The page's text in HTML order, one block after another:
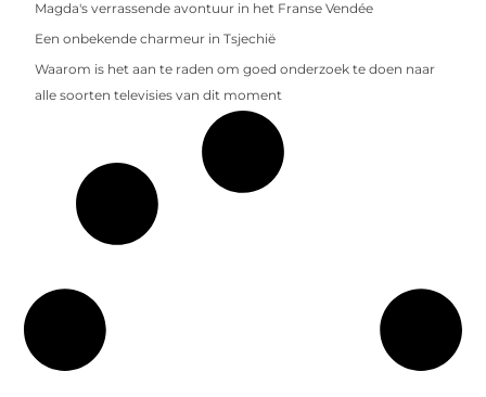
Magda's verrassende avontuur in het Franse Vendée
Een onbekende charmeur in Tsjechië
Waarom is het aan te raden om goed onderzoek te doen naar
alle soorten televisies van dit moment